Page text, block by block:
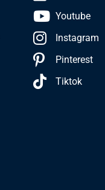
Youtube
Instagram
Pinterest
Tiktok